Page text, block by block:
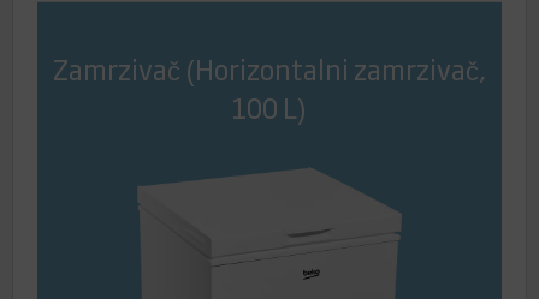
Zamrzivač (Horizontalni zamrzivač,
100 L)